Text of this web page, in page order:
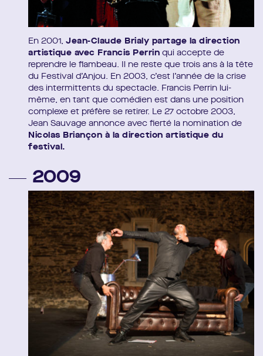
En 2001, Jean-Claude Brialy partage la direction
artistique avec Francis Perrin qui accepte de
reprendre le flambeau. Il ne reste que trois ans à la tête
du Festival d’Anjou. En 2003, c’est l’année de la crise
des intermittents du spectacle. Francis Perrin lui-
même, en tant que comédien est dans une position
complexe et préfère se retirer. Le 27 octobre 2003,
Jean Sauvage annonce avec fierté la nomination de
Nicolas Briançon à la direction artistique du
festival.
2009